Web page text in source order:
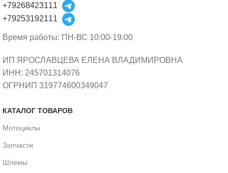
+79268423111
+79253192111
Время работы: ПН-ВС 10:00-19:00
ИП ЯРОСЛАВЦЕВА ЕЛЕНА ВЛАДИМИРОВНА
ИНН: 245701314076
ОГРНИП 319774600349047
КАТАЛОГ ТОВАРОВ
Мотоциклы
Запчасти
Шлемы